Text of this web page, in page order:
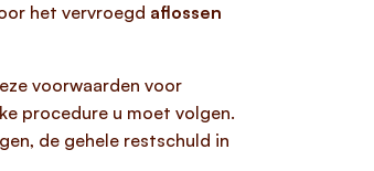
het vervroegd aflossen
voorwaarden voor
procedure u moet volgen.
de gehele restschuld in